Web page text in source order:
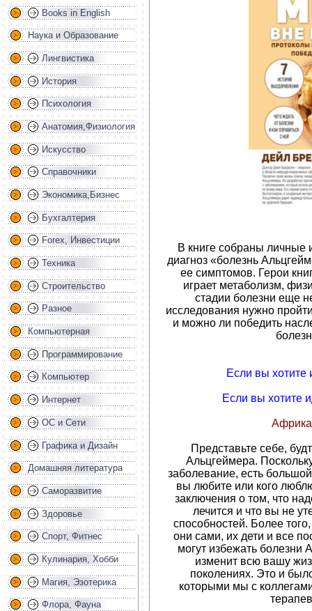
Books in English
Наука и Образование
Лингвистика
История
Психология
Анатомия,Физиология
Искусство
Справочники
Экономика,Бизнес
Бухгалтерия
Forex, Инвестиции
Техника
Строительство
Разное
Компьютерная
Программирование
Компьютер
Интернет
ОС и Сети
Графика и Дизайн
Домашняя литература
Саморазвитие
Здоровье
Спорт, Фитнес
Кулинария, Хобби
Магия, Эзотерика
Флора, Фауна
В книге собраны личные
диагноз «болезнь
ее симптомов. Герои
играет метаболизм,
стадии болезни еще
исследования нужно
и можно ли победить
Если вы хотите
Если вы хотите
Представьте себе,
Альцгеймера.
заболевание, есть
вы любите или кого
заключения о том, что
лечится и что вы не
способностей. Более
они сами, их дети и все
могут избежать болезни
изменит всю вашу
поколениях. Это и
которыми мы с